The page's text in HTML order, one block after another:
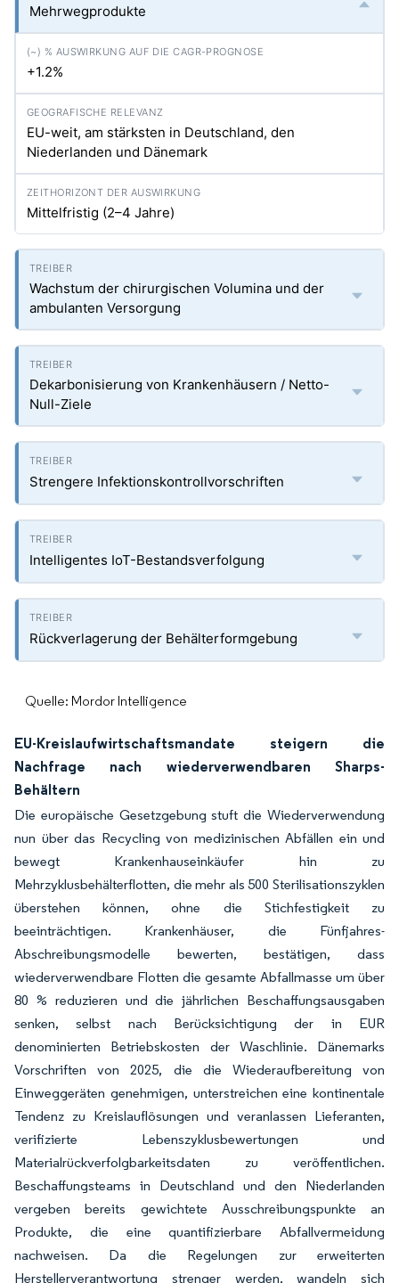
Mehrwegprodukte
+1.2%
EU-weit, am stärksten in Deutschland, den
Niederlanden und Dänemark
Mittelfristig (2–4 Jahre)
Wachstum der chirurgischen Volumina und der
ambulanten Versorgung
Dekarbonisierung von Krankenhäusern / Netto-
Null-Ziele
Strengere Infektionskontrollvorschriften
Intelligentes IoT-Bestandsverfolgung
Rückverlagerung der Behälterformgebung
Quelle: Mordor Intelligence
EU-Kreislaufwirtschaftsmandate steigern die
Nachfrage nach wiederverwendbaren Sharps-
Behältern
Die europäische Gesetzgebung stuft die Wiederverwendung
nun über das Recycling von medizinischen Abfällen ein und
bewegt Krankenhauseinkäufer hin zu
Mehrzyklusbehälterflotten, die mehr als 500 Sterilisationszyklen
überstehen können, ohne die Stichfestigkeit zu
beeinträchtigen. Krankenhäuser, die Fünfjahres-
Abschreibungsmodelle bewerten, bestätigen, dass
wiederverwendbare Flotten die gesamte Abfallmasse um über
80 % reduzieren und die jährlichen Beschaffungsausgaben
senken, selbst nach Berücksichtigung der in EUR
denominierten Betriebskosten der Waschlinie. Dänemarks
Vorschriften von 2025, die die Wiederaufbereitung von
Einweggeräten genehmigen, unterstreichen eine kontinentale
Tendenz zu Kreislauflösungen und veranlassen Lieferanten,
verifizierte Lebenszyklusbewertungen und
Materialrückverfolgbarkeitsdaten zu veröffentlichen.
Beschaffungsteams in Deutschland und den Niederlanden
vergeben bereits gewichtete Ausschreibungspunkte an
Produkte, die eine quantifizierbare Abfallvermeidung
nachweisen. Da die Regelungen zur erweiterten
Herstellerverantwortung strenger werden, wandeln sich